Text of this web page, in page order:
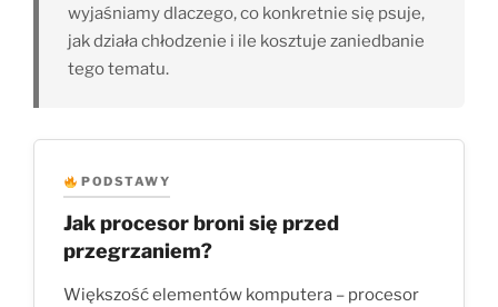
wyjaśniamy dlaczego, co konkretnie się psuje,
jak działa chłodzenie i ile kosztuje zaniedbanie
tego tematu.
PODSTAWY
Jak procesor broni się przed
przegrzaniem?
Większość elementów komputera – procesor